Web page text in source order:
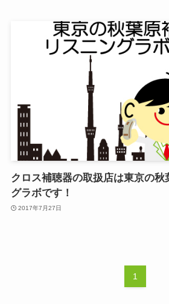
クロス補聴器の取扱店は東京の秋
グラボです！
2017年7月27日
1